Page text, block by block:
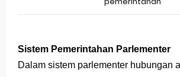
Sistem Pemerintahan Parlementer
Dalam sistem parlementer hubungan